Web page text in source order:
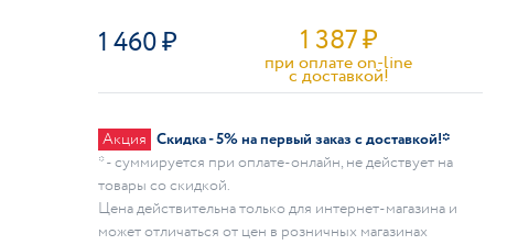
1 460 1 387₽
при оплате on-line
c доставкой!
Акция Скидка - 5% на первый заказ с доставкой!*
* - суммируется при оплате-онлайн, не действует на
товары со скидкой.
Цена действительна только для интернет-магазина и
может отличаться от цен в розничных магазинах